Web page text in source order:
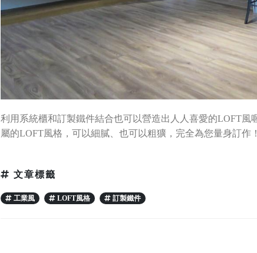
利用系統櫃和訂製鐵件結合也可以營造出人人喜愛的LOFT
屬的LOFT風格，可以細膩、也可以粗獷，完全為您量身訂作！
文章標籤
工業風 LOFT風格 訂製鐵件